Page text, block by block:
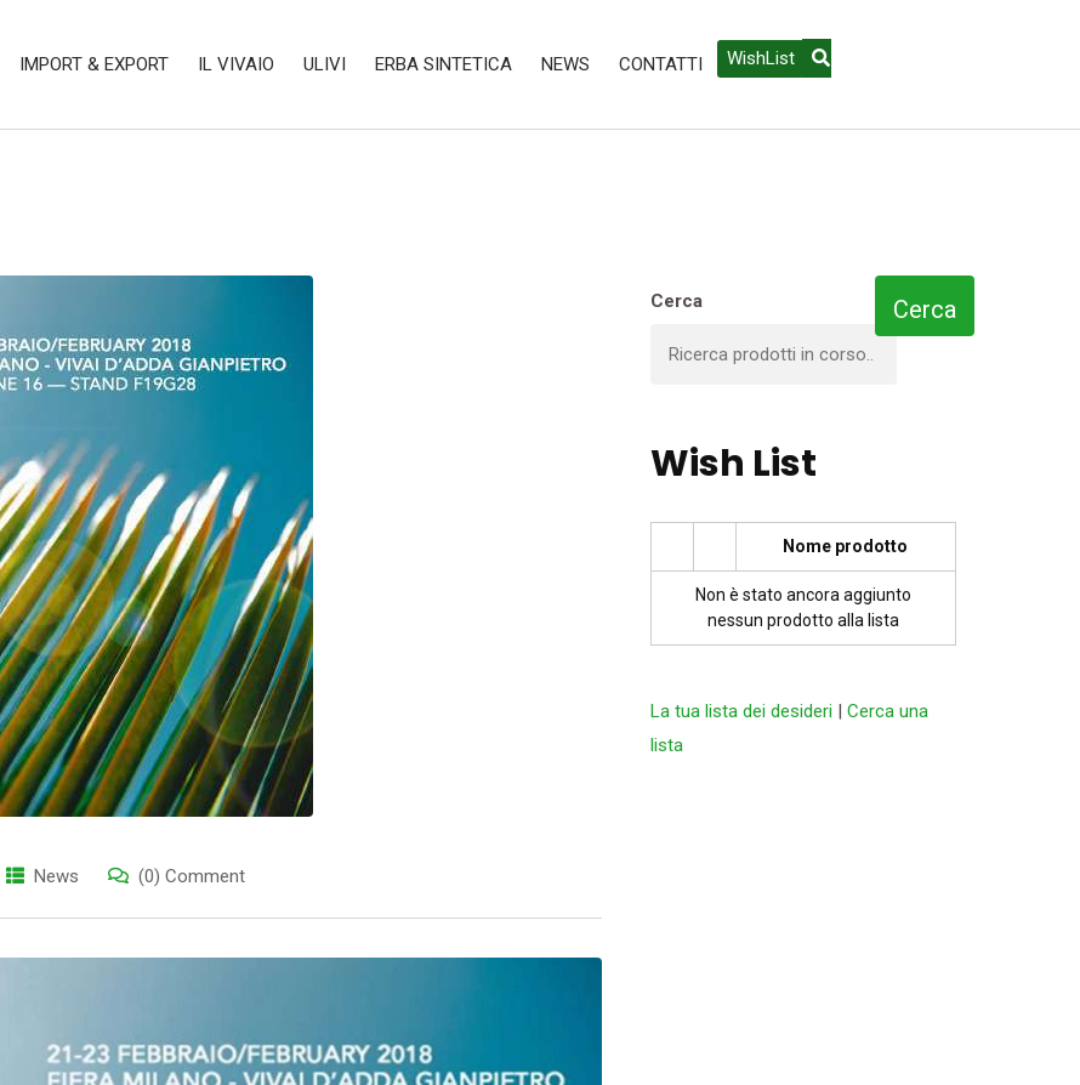
IMPORT & EXPORT IL VIVAIO ULIVI ERBA SINTETICA NEWS CONTATTI WishList
News (0) Comment
Cerca Cerca
Wish List
Nome prodotto
Non è stato ancora aggiunto
nessun prodotto alla lista
La tua lista dei desideri | Cerca una
lista